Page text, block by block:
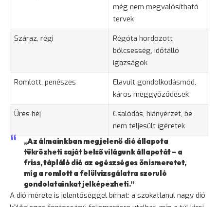
még nem megvalósítható
tervek
Száraz, régi
Régóta hordozott
bölcsesség, időtálló
igazságok
Romlott, penészes
Elavult gondolkodásmód,
káros meggyőződések
Üres héj
Csalódás, hiányérzet, be
nem teljesült ígéretek
„Az álmainkban megjelenő dió állapota
tükrözheti saját belső világunk állapotát – a
friss, tápláló dió az egészséges önismeretet,
míg a romlott a felülvizsgálatra szoruló
gondolatainkat jelképezheti.”
A dió mérete is jelentőséggel bírhat: a szokatlanul nagy dió